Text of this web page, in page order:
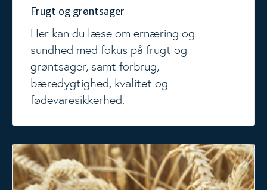
Frugt og grøntsager
Her kan du læse om ernæring og
sundhed med fokus på frugt og
grøntsager, samt forbrug,
bæredygtighed, kvalitet og
fødevaresikkerhed.
Brød, kornprodukter og fuldkorn